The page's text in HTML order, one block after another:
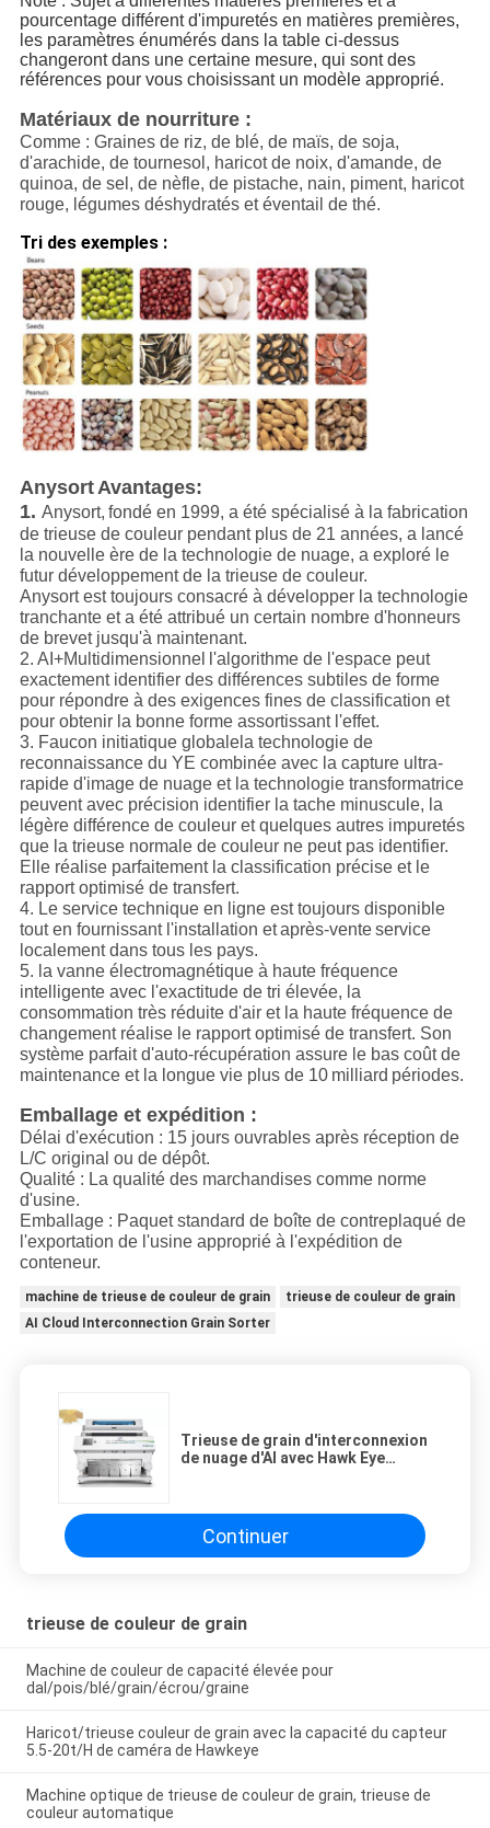
pourcentage différent d'impuretés en matières premières,
les paramètres énumérés dans la table ci-dessus
changeront dans une certaine mesure, qui sont des
références pour vous choisissant un modèle approprié.
Matériaux de nourriture :
Comme : Graines de riz, de blé, de maïs, de soja,
d'arachide, de tournesol, haricot de noix, d'amande, de
quinoa, de sel, de nèfle, de pistache, nain, piment, haricot
rouge, légumes déshydratés et éventail de thé.
Tri des exemples :
Anysort Avantages:
1. Anysort, fondé en 1999, a été spécialisé à la fabrication
de trieuse de couleur pendant plus de 21 années, a lancé
la nouvelle ère de la technologie de nuage, a exploré le
futur développement de la trieuse de couleur.
Anysort est toujours consacré à développer la technologie
tranchante et a été attribué un certain nombre d'honneurs
de brevet jusqu'à maintenant.
2. AI+Multidimensionnel
l'algorithme de l'espace peut
exactement identifier des différences subtiles de forme
pour répondre à des exigences fines de classification et
pour obtenir la bonne forme assortissant l'effet.
3. Faucon initiatique global ela technologie de
reconnaissance du YE combinée avec la capture ultra-
rapide d'image de nuage et la technologie transformatrice
peuvent avec précision identifier la tache minuscule, la
légère différence de couleur et quelques autres impuretés
que la trieuse normale de couleur ne peut pas identifier.
Elle réalise parfaitement la classification précise et le
rapport optimisé de transfert.
4. Le service technique en ligne est toujours disponible
tout en fournissant l'installation etaprès-venteservice
localement dans tous les pays.
5. la vanne électromagnétique à haute fréquence
intelligente avec l'exactitude de tri élevée, la
consommation très réduite d'air et la haute fréquence de
changement réalise le rapport optimisé de transfert. Son
système parfait d'auto-récupération assure le bas coût de
maintenance et la longue vie plus de 10 milliard périodes.
Emballage et expédition :
Délai d'exécution : 15 jours ouvrables après réception de
L/C original ou de dépôt.
Qualité : La qualité des marchandises comme norme
d'usine.
Emballage : Paquet standard de boîte de contreplaqué de
l'exportation de l'usine approprié à l'expédition de
conteneur.
machine de trieuse de couleur de grain
trieuse de couleur de grain
AI Cloud Interconnection Grain Sorter
Trieuse de grain d'interconnexion
de nuage d'AI avec Hawk Eye
Continuer
trieuse de couleur de grain
Machine de couleur de capacité élevée pour
dal/pois/blé/grain/écrou/graine
Haricot/trieuse couleur de grain avec la capacité du capteur
5.5-20t/H de caméra de Hawkeye
Machine optique de trieuse de couleur de grain, trieuse de
couleur automatique